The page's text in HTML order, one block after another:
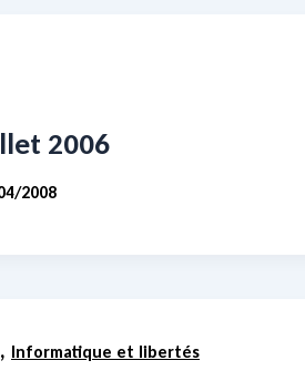
2006
2008
, Informatique et libertés